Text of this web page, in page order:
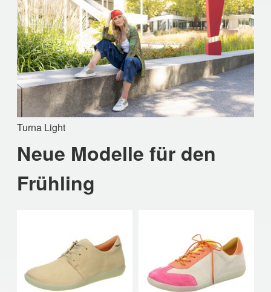
Turna Light
Neue Modelle für den
Frühling